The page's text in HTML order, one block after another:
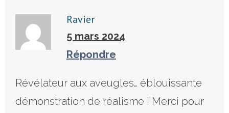
Ravier
5 mars 2024
Répondre
Révélateur aux aveugles… éblouissante
démonstration de réalisme ! Merci pour